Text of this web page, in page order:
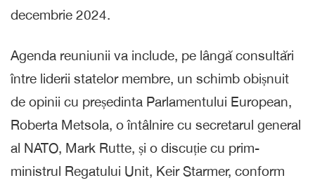
decembrie 2024.
Agenda reuniunii va include, pe lângă consultări
între liderii statelor membre, un schimb obișnuit
de opinii cu președinta Parlamentului European,
Roberta Metsola, o întâlnire cu secretarul general
al NATO, Mark Rutte, și o discuție cu prim-
ministrul Regatului Unit, Keir Starmer, conform